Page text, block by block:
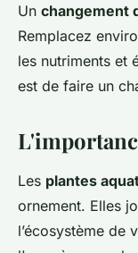
Un changement
Remplacez
les nutriments et
est de faire un
Les plantes
ornement. Elles
l’écosystème de